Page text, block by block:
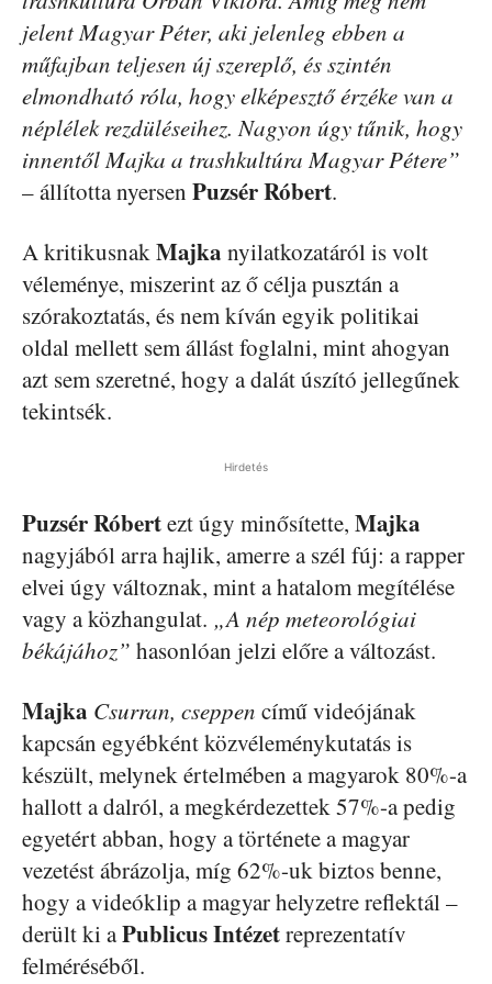
jelent Magyar Péter, aki jelenleg ebben a
műfajban teljesen új szereplő, és szintén
elmondható róla, hogy elképesztő érzéke van a
néplélek rezdüléseihez. Nagyon úgy tűnik, hogy
innentől Majka a trashkultúra Magyar Pétere”
– állította nyersen Puzsér Róbert.
A kritikusnakMajka nyilatkozatáról is volt
véleménye, miszerint az ő célja pusztán a
szórakoztatás, és nem kíván egyik politikai
oldal mellett sem állást foglalni, mint ahogyan
azt sem szeretné, hogy a dalát úszító jellegűnek
tekintsék.
Hirdetés
Puzsér Róbertezt úgy minősítette, Majka
nagyjából arra hajlik, amerre a szél fúj: a rapper
elvei úgy változnak, mint a hatalom megítélése
vagy a közhangulat. „A nép meteorológiai
békájához” hasonlóan jelzi előre a változást.
Majka Csurran, cseppen című videójának
kapcsán egyébként közvéleménykutatás is
készült, melynek értelmében a magyarok 80%-a
hallott a dalról, a megkérdezettek 57%-a pedig
egyetért abban, hogy a története a magyar
vezetést ábrázolja, míg 62%-uk biztos benne,
hogy a videóklip a magyar helyzetre reflektál –
derült ki aPublicus Intézetreprezentatív
felméréséből.